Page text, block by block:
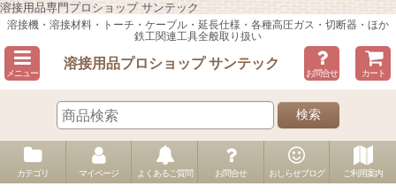
溶接用品専門プロショップ サンテック
溶接機・溶接材料・トーチ・ケーブル・延長仕様・各種高圧ガス・切断器・ほか
鉄工関連工具全般取り扱い
メニュー
溶接用品プロショップ サンテック
お問合せ カート
検索
カテゴリ マイページ よくあるご質問 お問合せ おしらせブログ ご利用案内